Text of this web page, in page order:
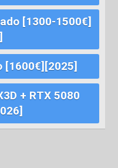
[1300-1500€]
[1600€][2025]
+ RTX 5080